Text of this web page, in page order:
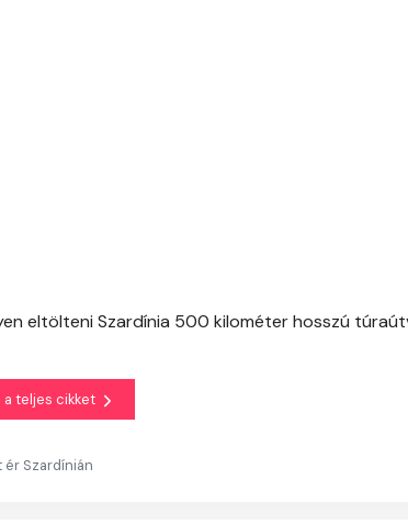
eltölteni Szardínia 500 kilométer hosszú
a teljes cikket
ér Szardínián